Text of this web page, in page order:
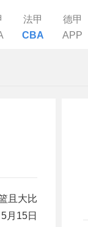
法甲 德甲
CBA APP
且大比
月15日